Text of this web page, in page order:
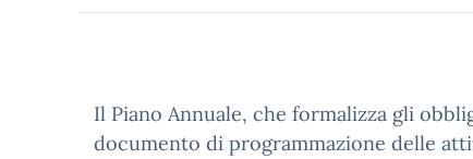
Il Piano Annuale, che formalizza gli
documento di programmazione delle